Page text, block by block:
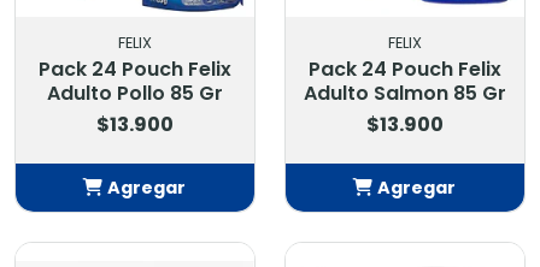
FELIX
Pack 24 Pouch Felix
Adulto Pollo 85 Gr
$13.900
Agregar
FELIX
Pack 24 Pouch Felix
Adulto Salmon 85 Gr
$13.900
Agregar